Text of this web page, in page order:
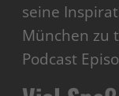
seine
München zu
Podcast